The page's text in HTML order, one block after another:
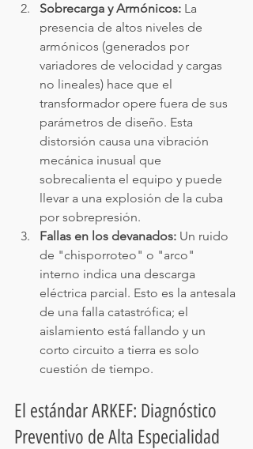
Sobrecarga y Armónicos: La
presencia de altos niveles de
armónicos (generados por
variadores de velocidad y cargas
no lineales) hace que el
transformador opere fuera de sus
parámetros de diseño. Esta
distorsión causa una vibración
mecánica inusual que
sobrecalienta el equipo y puede
llevar a una explosión de la cuba
por sobrepresión.
Fallas en los devanados: Un ruido
de "chisporroteo" o "arco"
interno indica una descarga
eléctrica parcial. Esto es la antesala
de una falla catastrófica; el
aislamiento está fallando y un
corto circuito a tierra es solo
cuestión de tiempo.
El estándar ARKEF: Diagnóstico
Preventivo de Alta Especialidad